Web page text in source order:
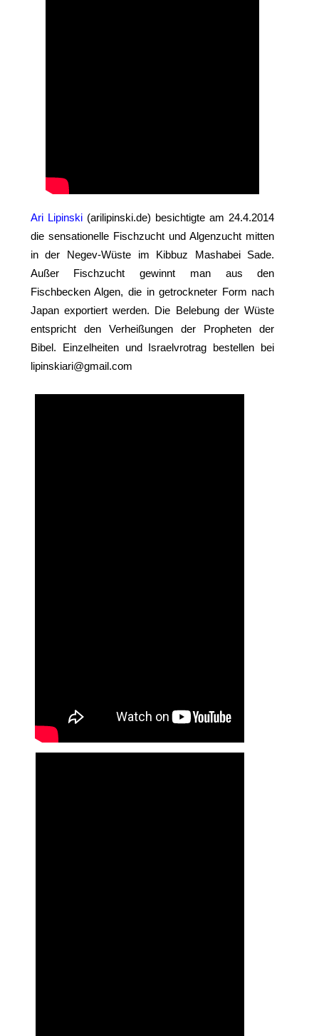
Ari Lipinski(arilipinski.de) besichtigte am 24.4.2014
die sensationelle Fischzucht und Algenzucht mitten
in der Negev-Wüste im Kibbuz Mashabei Sade.
Außer Fischzucht gewinnt man aus den
Fischbecken Algen, die in getrockneter Form nach
Japan exportiert werden. Die Belebung der Wüste
entspricht den Verheißungen der Propheten der
Bibel. Einzelheiten und Israelvrotrag bestellen bei
lipinskiari@gmail.com